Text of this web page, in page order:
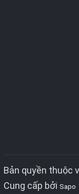
Bản quyền thuộc
Cung cấp bởi Sapo